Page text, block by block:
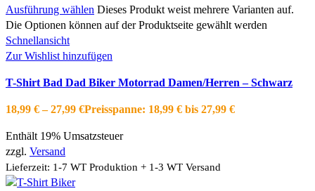
Ausführung wählen Dieses Produkt weist mehrere Varianten auf.
Die Optionen können auf der Produktseite gewählt werden
Schnellansicht
Zur Wishlist hinzufügen
T-Shirt Bad Dad Biker Motorrad Damen/Herren – Schwarz
18,99 € –27,99 €Preisspanne: 18,99 € bis 27,99 €
Enthält 19% Umsatzsteuer
zzgl. Versand
Lieferzeit: 1-7 WT Produktion + 1-3 WT Versand